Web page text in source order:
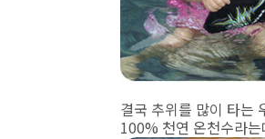
결국 추위를 많이 타는
100% 천연 온천수라